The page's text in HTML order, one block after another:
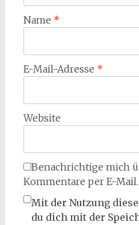
Name *
E-Mail-Adresse *
Website
Benachrichtige mich
Kommentare per E-Mail.
Mit der Nutzung
du dich mit der